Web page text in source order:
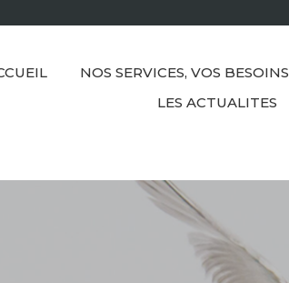
NOS SERVICES, VOS BESOINS
LES ACTUALITES